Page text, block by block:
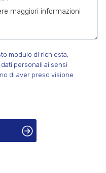
modulo di richiesta,
personali ai sensi
di aver preso visione